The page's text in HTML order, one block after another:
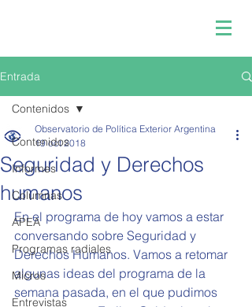
Entrada
Contenidos
Informes
Columnas
APEA
Programas radiales
Micros
Entrevistas
Contenidos
Seguridad y Derechos
humanos
Observatorio de Política Exterior Argentina
19 oct 2018
En el programa de hoy vamos a estar
conversando sobre Seguridad y
Derechos Humanos. Vamos a retomar
algunas ideas del programa de la
semana pasada, en el que pudimos